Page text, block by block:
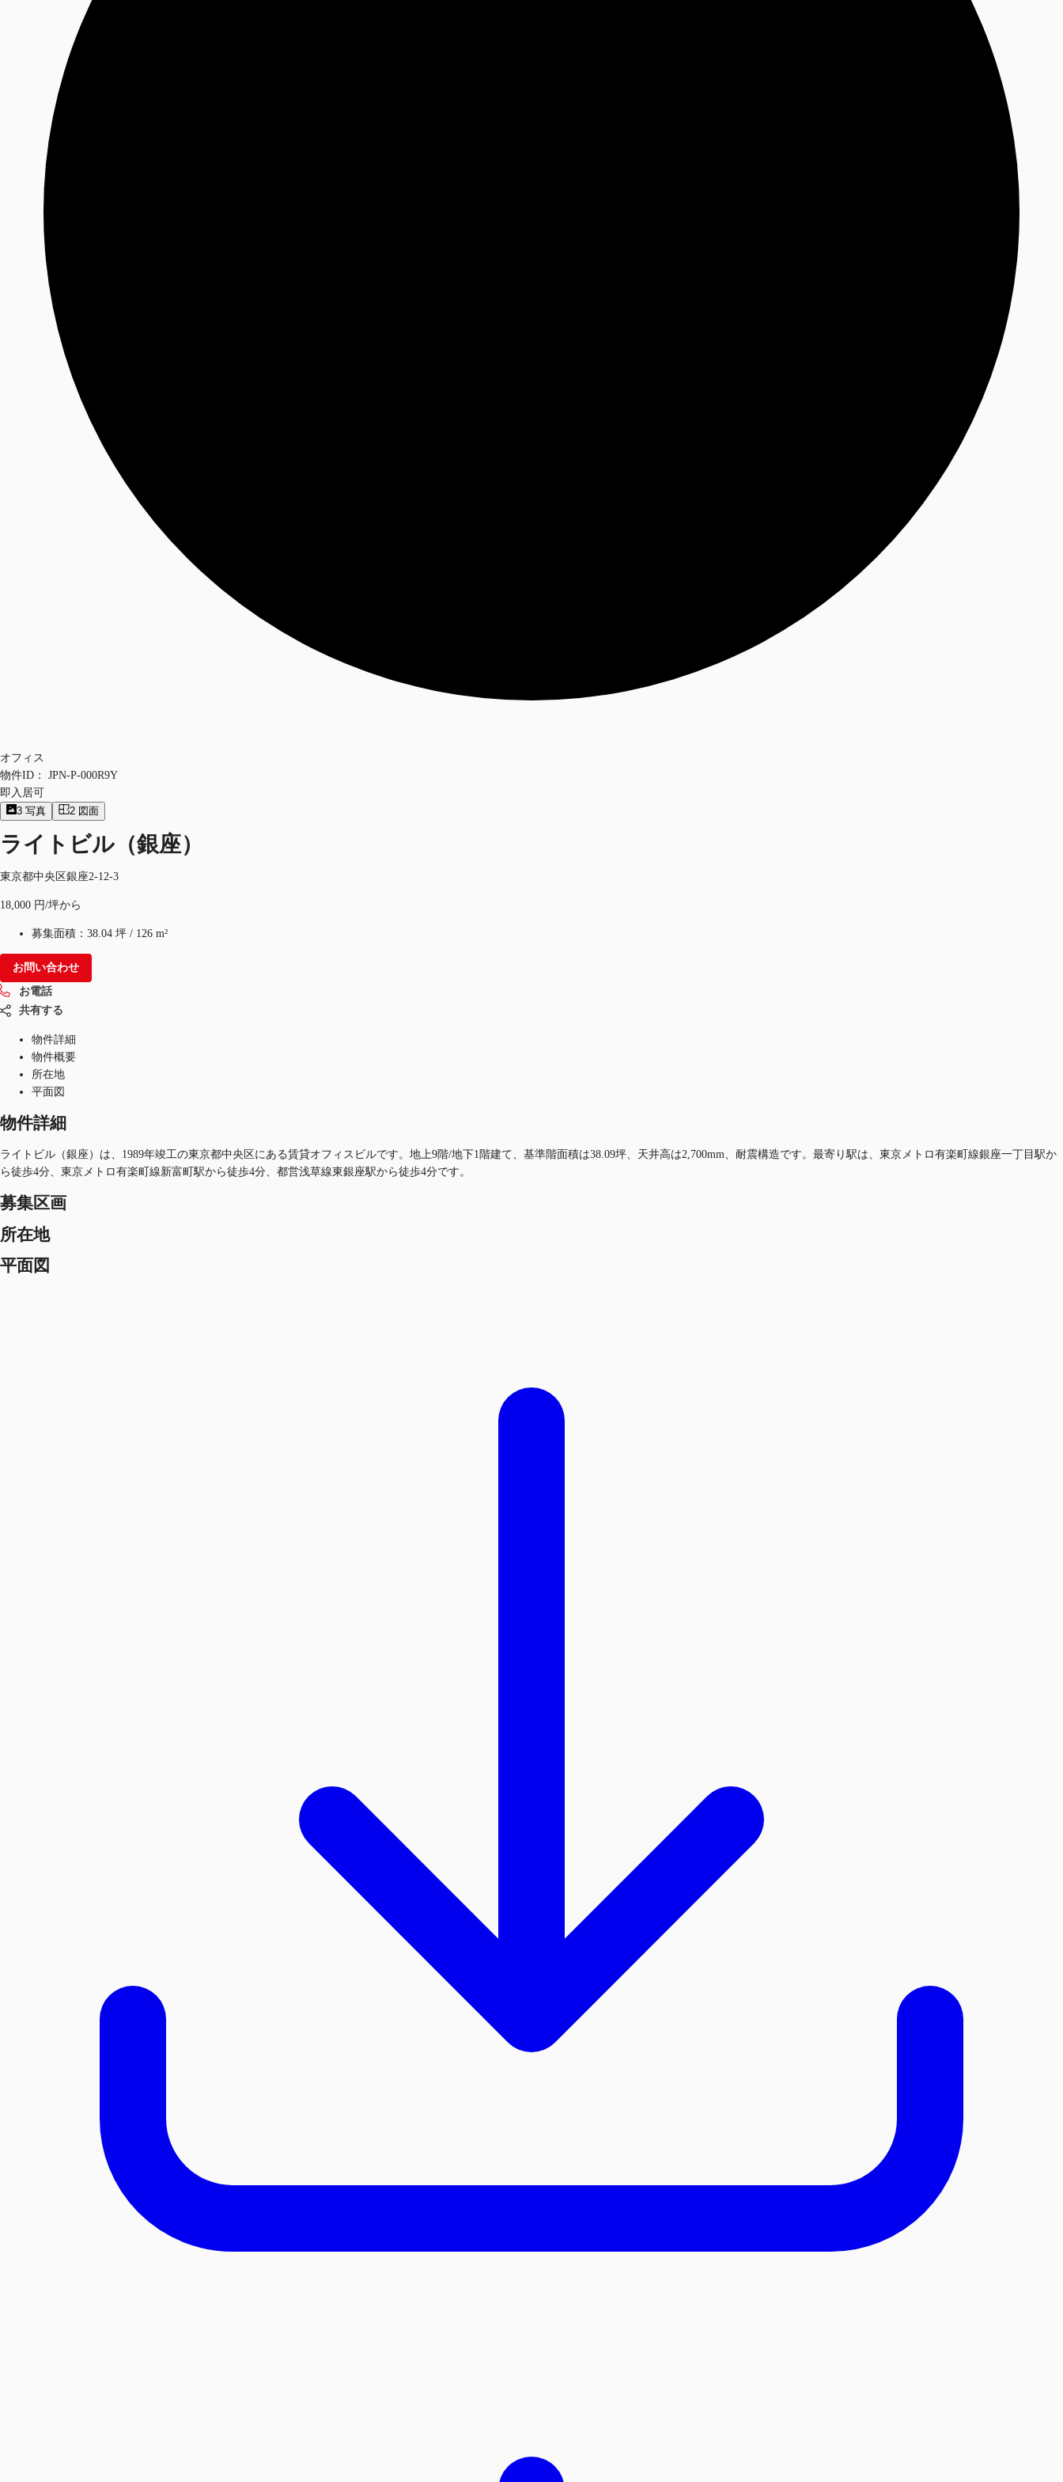
オフィス
物件ID：
JPN-P-000R9Y
即入居可
3 写真 2 図面
ライトビル（銀座）
東京都中央区銀座2-12-3
18,000 円/坪から
募集面積： 38.04 坪 / 126 m²
お問い合わせ
お電話
共有する
物件詳細
物件概要
所在地
平面図
物件詳細
ライトビル（銀座）は、1989年竣工の東京都中央区にある賃貸オフィスビルです。地上9階/地下1階建て、基準階面積は38.09坪、天井高は2,700mm、耐震構造です。最寄り駅は、東京メトロ有楽町線銀座一丁目駅か
ら徒歩4分、東京メトロ有楽町線新富町駅から徒歩4分、都営浅草線東銀座駅から徒歩4分です。
募集区画
所在地
平面図